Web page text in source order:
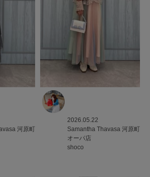
河原町
2026.05.22
Samantha Thavasa 河原町
オーパ店
shoco